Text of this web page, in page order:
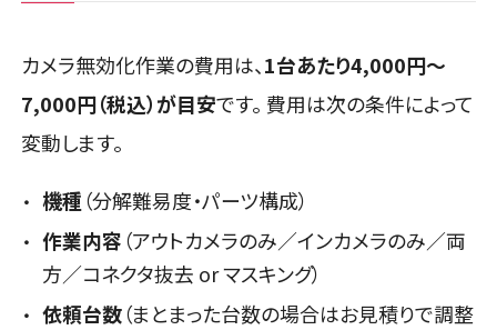
カメラ無効化作業の費用は、1台あたり4,000円〜
7,000円（税込）が目安です。 費用は次の条件によって
変動します。
機種（分解難易度・パーツ構成）
作業内容（アウトカメラのみ／インカメラのみ／両
方／コネクタ抜去 or マスキング）
依頼台数（まとまった台数の場合はお見積りで調整